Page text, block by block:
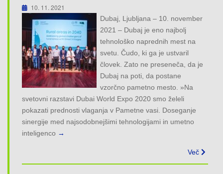
a
n
10. 11. 2021
Dubaj, Ljubljana – 10. november
2021 – Dubaj je eno najbolj
tehnološko naprednih mest na
svetu. Čudo, ki ga je ustvaril
človek. Zato ne preseneča, da je
Dubaj na poti, da postane
vzorčno pametno mesto. »Na
svetovni razstavi Dubai World Expo 2020 smo želeli
pokazati prednosti vlaganja v Pametne vasi. Doseganje
sinergije med najsodobnejšimi tehnologijami in umetno
inteligenco →
Več